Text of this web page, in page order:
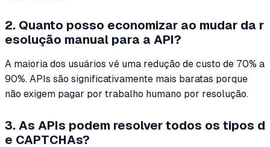
2. Quanto posso economizar ao mudar da r
esolução manual para a API?
A maioria dos usuários vê uma redução de custo de 70% a
90%. APIs são significativamente mais baratas porque
não exigem pagar por trabalho humano por resolução.
3. As APIs podem resolver todos os tipos d
e CAPTCHAs?